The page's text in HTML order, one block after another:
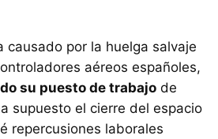
causado por la huelga salvaje
aéreos españoles,
su puesto de trabajo de
supuesto el cierre del espacio
repercusiones laborales